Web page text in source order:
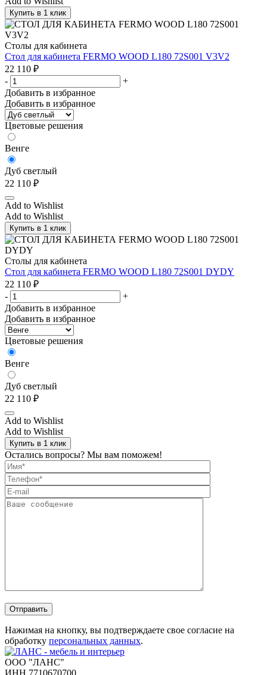
Купить в 1 клик
Столы для кабинета
Стол для кабинета FERMO WOOD L180 72S001 V3V2
22 110 ₽
-
+
Добавить в избранное
Добавить в избранное
Цветовые решения
Венге
Дуб светлый
22 110 ₽
Add to Wishlist
Add to Wishlist
Купить в 1 клик
Столы для кабинета
Стол для кабинета FERMO WOOD L180 72S001 DYDY
22 110 ₽
-
+
Добавить в избранное
Добавить в избранное
Цветовые решения
Венге
Дуб светлый
22 110 ₽
Add to Wishlist
Add to Wishlist
Купить в 1 клик
Остались вопросы? Мы вам поможем!
Отправить
Нажимая на кнопку, вы подтверждаете свое согласие на
обработку персональных данных.
ООО "ЛАНС"
ИНН 7710670700